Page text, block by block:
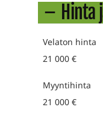
Hinta
Velaton hinta
21 000 €
Myyntihinta
21 000 €